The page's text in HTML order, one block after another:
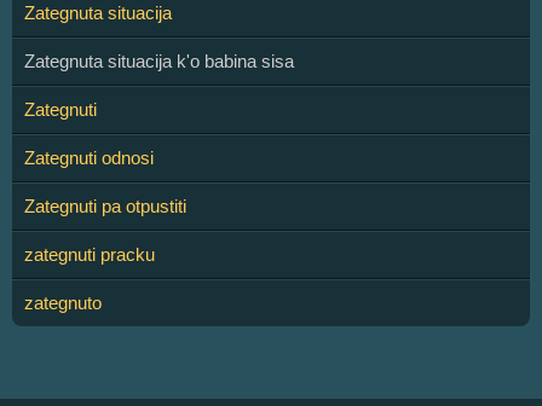
Zategnuta situacija
Zategnuta situacija k'o babina sisa
Zategnuti
Zategnuti odnosi
Zategnuti pa otpustiti
zategnuti pracku
zategnuto